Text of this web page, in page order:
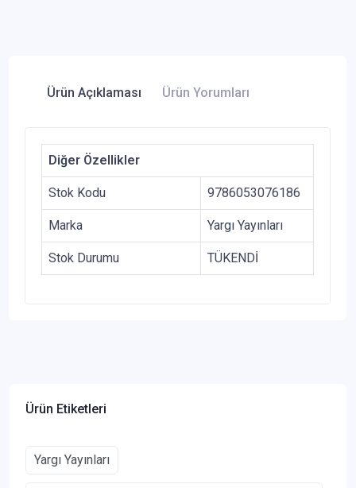
Ürün Açıklaması Ürün Yorumları
Diğer Özellikler
Stok Kodu 9786053076186
Marka Yargı Yayınları
Stok Durumu TÜKENDİ
Ürün Etiketleri
Yargı Yayınları